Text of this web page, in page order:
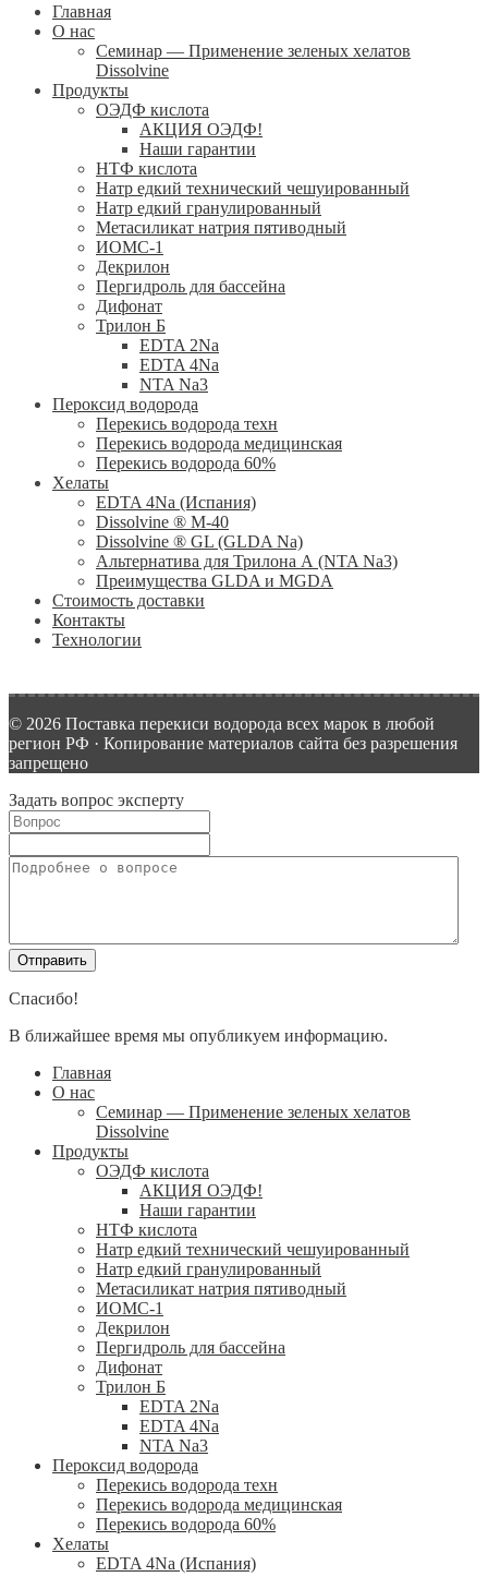
Главная
О нас
Семинар — Применение зеленых хелатов
Dissolvine
Продукты
ОЭДФ кислота
АКЦИЯ ОЭДФ!
Наши гарантии
НТФ кислота
Натр едкий технический чешуированный
Натр едкий гранулированный
Метасиликат натрия пятиводный
ИОМС-1
Декрилон
Пергидроль для бассейна
Дифонат
Трилон Б
EDTA 2Na
EDTA 4Na
NTA Na3
Пероксид водорода
Перекись водорода техн
Перекись водорода медицинская
Перекись водорода 60%
Хелаты
ЕDTA 4Na (Испания)
Dissolvine ® M-40
Dissolvine ® GL (GLDA Na)
Альтернатива для Трилона А (NTA Na3)
Преимущества GLDA и MGDA
Стоимость доставки
Контакты
Технологии
© 2026 Поставка перекиси водорода всех марок в любой
регион РФ · Копирование материалов сайта без разрешения
запрещено
Задать вопрос эксперту
Спасибо!
В ближайшее время мы опубликуем информацию.
Главная
О нас
Семинар — Применение зеленых хелатов
Dissolvine
Продукты
ОЭДФ кислота
АКЦИЯ ОЭДФ!
Наши гарантии
НТФ кислота
Натр едкий технический чешуированный
Натр едкий гранулированный
Метасиликат натрия пятиводный
ИОМС-1
Декрилон
Пергидроль для бассейна
Дифонат
Трилон Б
EDTA 2Na
EDTA 4Na
NTA Na3
Пероксид водорода
Перекись водорода техн
Перекись водорода медицинская
Перекись водорода 60%
Хелаты
ЕDTA 4Na (Испания)